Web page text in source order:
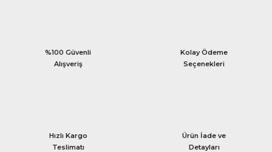
%100 Güvenli
Alışveriş
Kolay Ödeme
Seçenekleri
Hızlı Kargo
Teslimatı
Ürün İade ve
Detayları